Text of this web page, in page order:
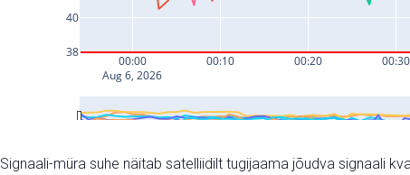
Signaali-müra suhe näitab satelliidilt tugijaama jõudva signaali